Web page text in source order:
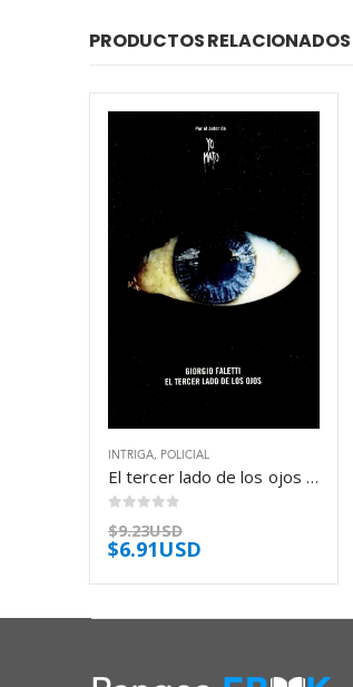
PRODUCTOS RELACIONADOS
INTRIGA POLICIAL
El tercer lado de los ojos – Giorgio Faletti
$9.23USD
$6.91USD